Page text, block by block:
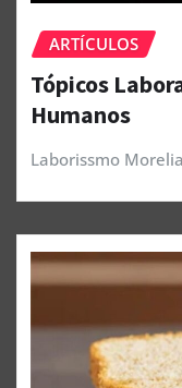
ARTÍCULOS
Tópicos
Humanos
Laborissmo Morelia